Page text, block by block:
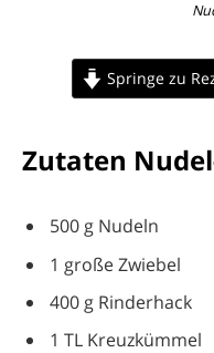
Springe zu
Zutaten
500 g Nudeln
1 große Zwiebel
400 g Rinderhack
1 TL Kreuzkümmel